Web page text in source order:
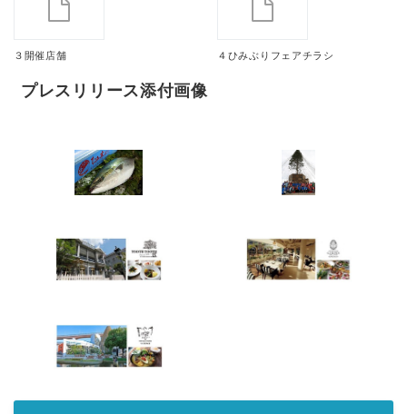
３開催店舗 ４ひみぶりフェアチラシ
プレスリリース添付画像